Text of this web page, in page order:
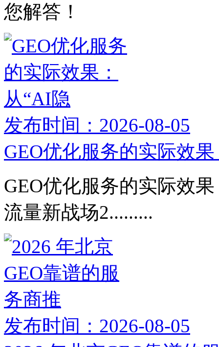
您解答！
发布时间：2026-08-05
GEO优化服务的实际效
GEO优化服务的实际效
流量新战场2.........
发布时间：2026-08-05